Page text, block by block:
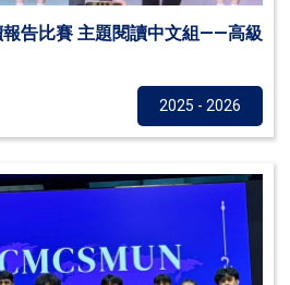
告比賽 主題閱讀中文組——高級
2025 - 2026